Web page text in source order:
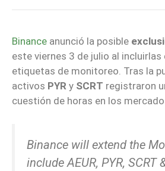
Binance anunció la posible
este viernes 3 de julio al incluirlas
etiquetas de monitoreo. Tras la
activos PYR y SCRT registraron
cuestión de horas en los
Binance will extend the
include AEUR, PYR, SCRT